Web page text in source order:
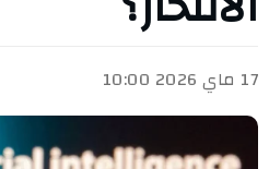
17 ماي 2026 10:00